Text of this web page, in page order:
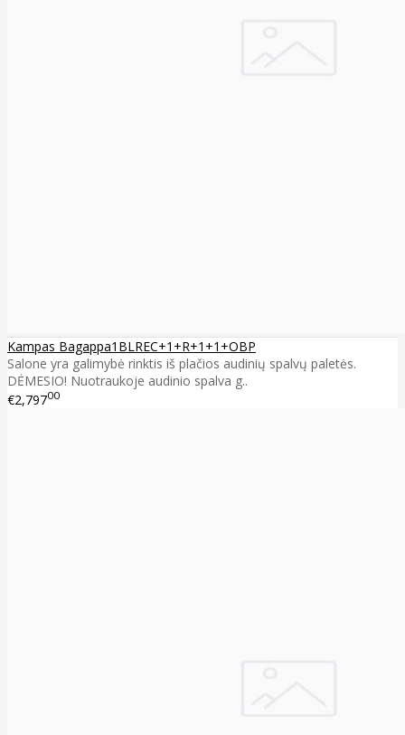
Kampas Bagappa1BLREC+1+R+1+1+OBP
Salone yra galimybė rinktis iš plačios audinių spalvų paletės.
DĖMESIO! Nuotraukoje audinio spalva g..
€2,79700